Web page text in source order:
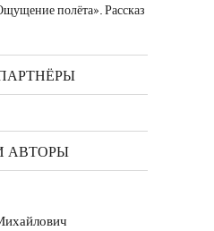
полёта». Рассказ
АВТОРЫ